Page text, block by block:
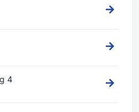
4